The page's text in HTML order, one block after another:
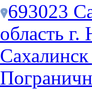
693023
область
Сахалинск